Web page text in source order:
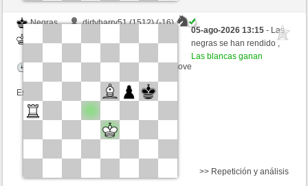
Negras
dirtyharry51 (1512) (-16)
Tiempo: 15 minutes/side + 0 seconds/move
Esta partida es por puntos
05-ago-2026 13:15- Las
negras se han rendido ,
Las blancas ganan
>> Repetición y análisis